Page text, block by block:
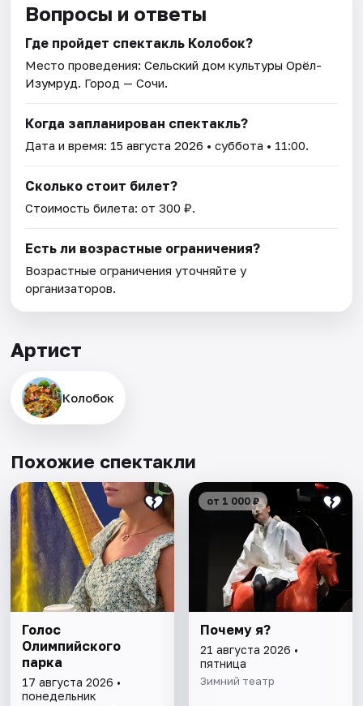
Вопросы и ответы
Где пройдет спектакль Колобок?
Место проведения:Сельский дом культуры Орёл-
Изумруд. Город — Сочи.
Когда запланирован спектакль?
Дата и время: 15 августа 2026 • суббота • 11:00.
Сколько стоит билет?
Стоимость билета: от 300 ₽.
Есть ли возрастные ограничения?
Возрастные ограничения уточняйте у
организаторов.
Артист
Колобок
Похожие спектакли
Голос
Олимпийского
парка
17 августа 2026 •
понедельник
от 1 000 ₽
Почему я?
21 августа 2026 •
пятница
Зимний театр